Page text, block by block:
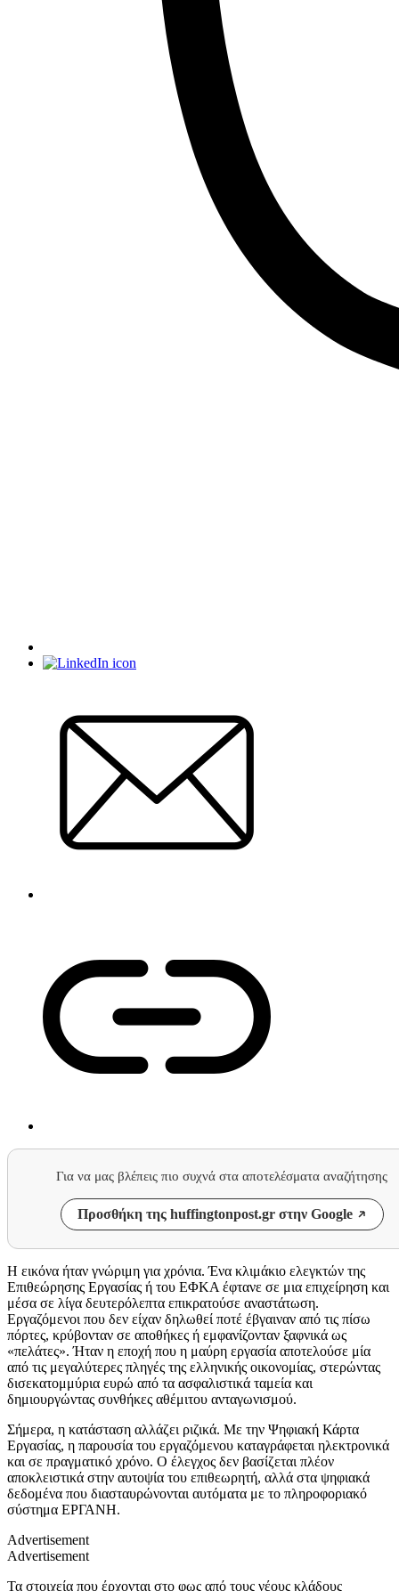
Για να μας βλέπεις πιο συχνά στα αποτελέσματα αναζήτησης
Προσθήκη της huffingtonpost.gr στην Google
Η εικόνα ήταν γνώριμη για χρόνια. Ένα κλιμάκιο ελεγκτών της
Επιθεώρησης Εργασίας ή του ΕΦΚΑ έφτανε σε μια επιχείρηση και
μέσα σε λίγα δευτερόλεπτα επικρατούσε αναστάτωση.
Εργαζόμενοι που δεν είχαν δηλωθεί ποτέ έβγαιναν από τις πίσω
πόρτες, κρύβονταν σε αποθήκες ή εμφανίζονταν ξαφνικά ως
«πελάτες». Ήταν η εποχή που η μαύρη εργασία αποτελούσε μία
από τις μεγαλύτερες πληγές της ελληνικής οικονομίας, στερώντας
δισεκατομμύρια ευρώ από τα ασφαλιστικά ταμεία και
δημιουργώντας συνθήκες αθέμιτου ανταγωνισμού.
Σήμερα, η κατάσταση αλλάζει ριζικά. Με την Ψηφιακή Κάρτα
Εργασίας, η παρουσία του εργαζόμενου καταγράφεται ηλεκτρονικά
και σε πραγματικό χρόνο. Ο έλεγχος δεν βασίζεται πλέον
αποκλειστικά στην αυτοψία του επιθεωρητή, αλλά στα ψηφιακά
δεδομένα που διασταυρώνονται αυτόματα με το πληροφοριακό
σύστημα ΕΡΓΑΝΗ.
Advertisement
Advertisement
Τα στοιχεία που έρχονται στο φως από τους νέους κλάδους